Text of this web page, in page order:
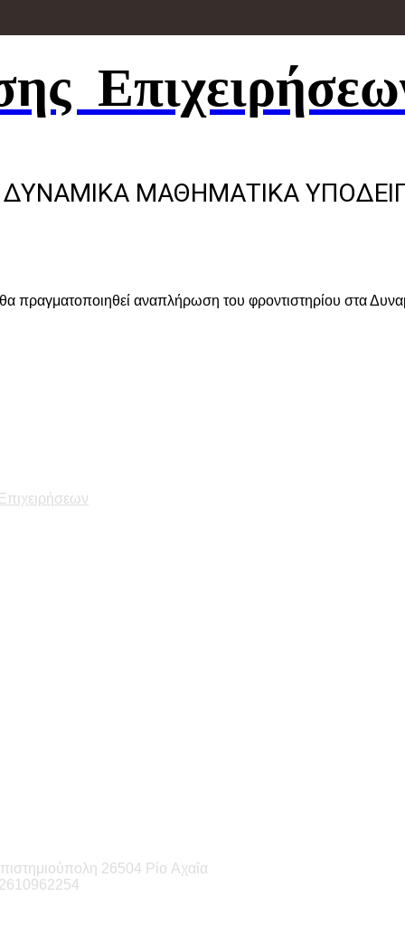
ΜΑΘΗΜΑΤΙΚΆ
αναπλήρωση του φροντιστηρίου στα
26504 Ρίο Αχαΐα